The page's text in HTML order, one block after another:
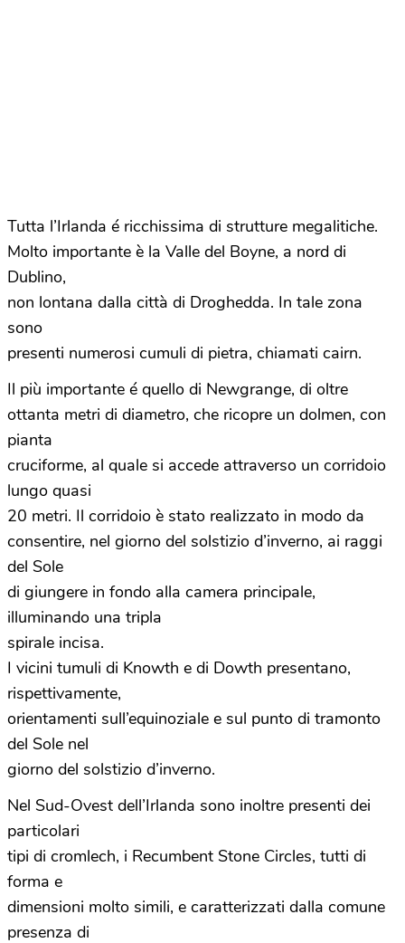
Tutta l’Irlanda é ricchissima di strutture megalitiche.
Molto importante è la Valle del Boyne, a nord di
Dublino,
non lontana dalla città di Droghedda. In tale zona
sono
presenti numerosi cumuli di pietra, chiamati cairn.
Il più importante é quello di Newgrange, di oltre
ottanta metri di diametro, che ricopre un dolmen, con
pianta
cruciforme, al quale si accede attraverso un corridoio
lungo quasi
20 metri. Il corridoio è stato realizzato in modo da
consentire, nel giorno del solstizio d’inverno, ai raggi
del Sole
di giungere in fondo alla camera principale,
illuminando una tripla
spirale incisa.
I vicini tumuli di Knowth e di Dowth presentano,
rispettivamente,
orientamenti sull’equinoziale e sul punto di tramonto
del Sole nel
giorno del solstizio d’inverno.
Nel Sud-Ovest dell’Irlanda sono inoltre presenti dei
particolari
tipi di cromlech, i Recumbent Stone Circles, tutti di
forma e
dimensioni molto simili, e caratterizzati dalla comune
presenza di